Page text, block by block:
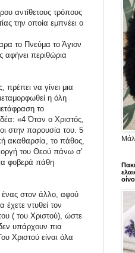
αντίθετους τρόπους
την οποία εμπνέει ο
το Πνεύμα το Άγιον
αφήνει περιθώρια
να γίνει μια
η όλη
το
«4 Όταν ο Χριστός,
στην παρουσία του. 5
ακαθαρσία, το πάθος,
οργή του Θεού πάνω σ’
φοβερά πάθη
ένας στον άλλο, αφού
ντυθεί τον
( του Χριστού), ώστε
υπάρχουν πια
Χριστού είναι όλα